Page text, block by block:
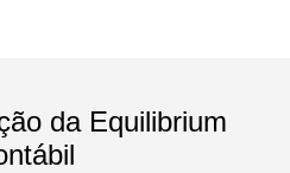
da Equilibrium